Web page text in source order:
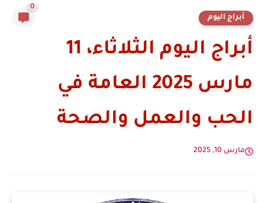
أبراج اليوم
0
أبراج اليوم الثلاثاء، 11
مارس 2025 العامة في
الحب والعمل والصحة
مارس 10, 2025